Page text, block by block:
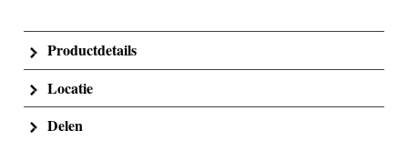
Productdetails
Locatie
Delen